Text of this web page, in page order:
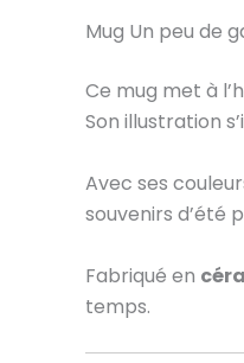
Mug Un peu de
Ce mug met à
Son illustration
Avec ses
souvenirs d’été
Fabriqué en
temps.